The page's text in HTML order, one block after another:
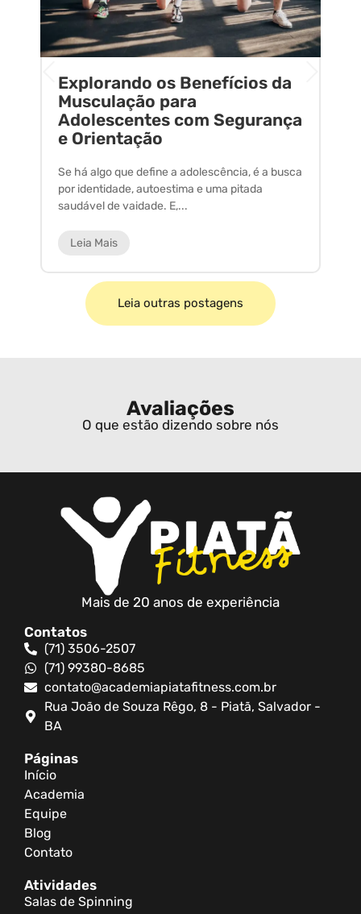
Explorando os Benefícios da
Musculação para
Adolescentes com Segurança
e Orientação
Se há algo que define a adolescência, é a busca
por identidade, autoestima e uma pitada
saudável de vaidade. E,...
Leia Mais
Leia outras postagens
Avaliações
O que estão dizendo sobre nós
Mais de 20 anos de experiência
Contatos
(71) 3506-2507
(71) 99380-8685
contato@academiapiatafitness.com.br
Rua João de Souza Rêgo, 8 - Piatã, Salvador -
BA
Páginas
Início
Academia
Equipe
Blog
Contato
Atividades
Salas de Spinning